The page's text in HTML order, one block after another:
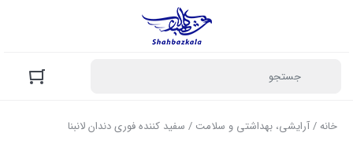
خانه/آرایشی، بهداشتی و سلامت / سفید کننده فوری دندان لانبنا